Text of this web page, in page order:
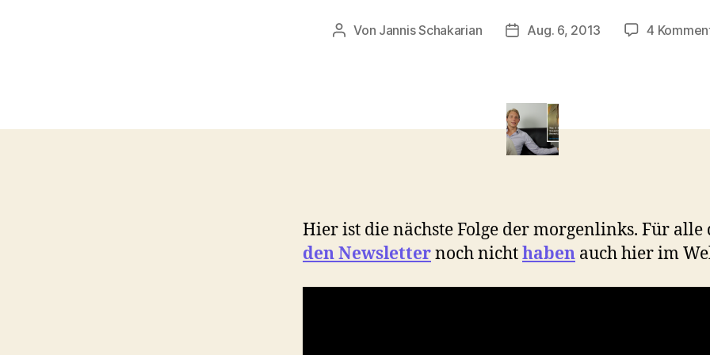
Beitragsautor
Von Jannis Schakarian Veröffentlichungsdatum
Aug. 6, 2013 4
Hier ist die nächste Folge der morgenlinks. Für alle
denNewsletternoch nichthaben auch hier im